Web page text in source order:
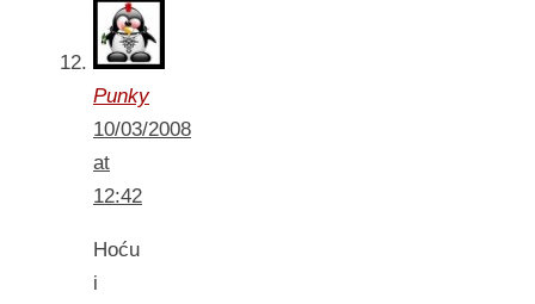
Punky
10/03/2008
at
12:42
Hoću
i